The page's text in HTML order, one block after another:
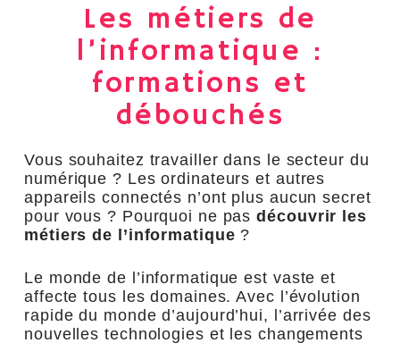
Les métiers de
l’informatique :
formations et
débouchés
Vous souhaitez travailler dans le secteur du
numérique ? Les ordinateurs et autres
appareils connectés n’ont plus aucun secret
pour vous ? Pourquoi ne pasdécouvrir les
métiers de l’informatique ?
Le monde de l’informatique est vaste et
affecte tous les domaines. Avec l’évolution
rapide du monde d’aujourd’hui, l’arrivée des
nouvelles technologies et les changements